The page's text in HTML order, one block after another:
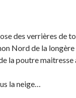
des verrières de
Nord de la longère
la poutre maitresse
la neige…